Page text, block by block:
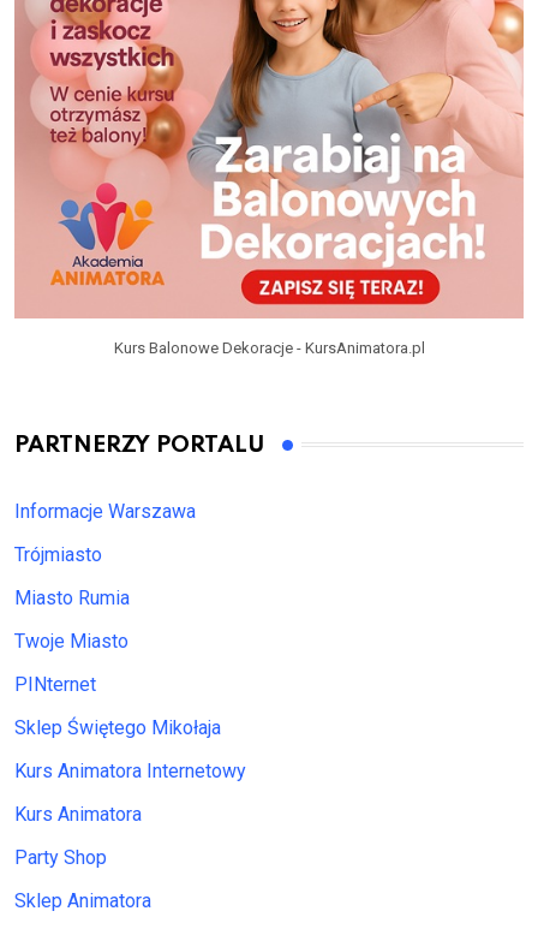
Kurs Balonowe Dekoracje - KursAnimatora.pl
PARTNERZY PORTALU
Informacje Warszawa
Trójmiasto
Miasto Rumia
Twoje Miasto
PINternet
Sklep Świętego Mikołaja
Kurs Animatora Internetowy
Kurs Animatora
Party Shop
Sklep Animatora